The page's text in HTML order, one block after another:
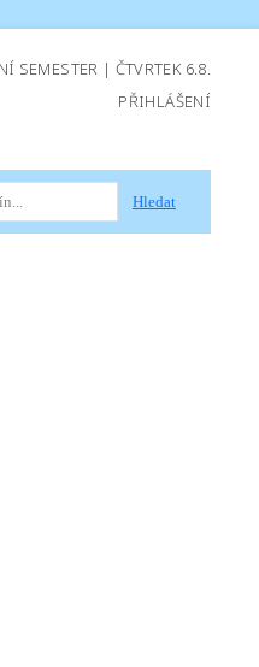
SEMESTER | ČTVRTEK 6.8.
PŘIHLÁŠENÍ
Hledat